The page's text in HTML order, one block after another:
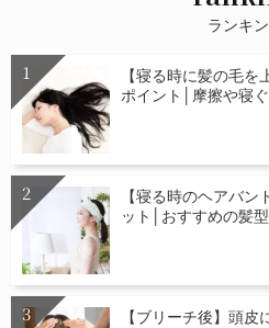
ランキ
【寝る時に髪の毛
ポイント│摩擦や寝
【寝る時のヘアバン
ット│おすすめの髪型
【ブリーチ後】頭